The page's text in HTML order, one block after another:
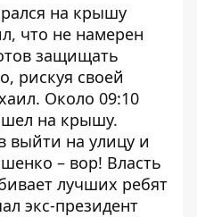
на крышу
что не намерен
защищать
рискуя своей
Около 09:10
на крышу.
выйти на улицу и
– вор! Власть
лучших ребят
экс-президент